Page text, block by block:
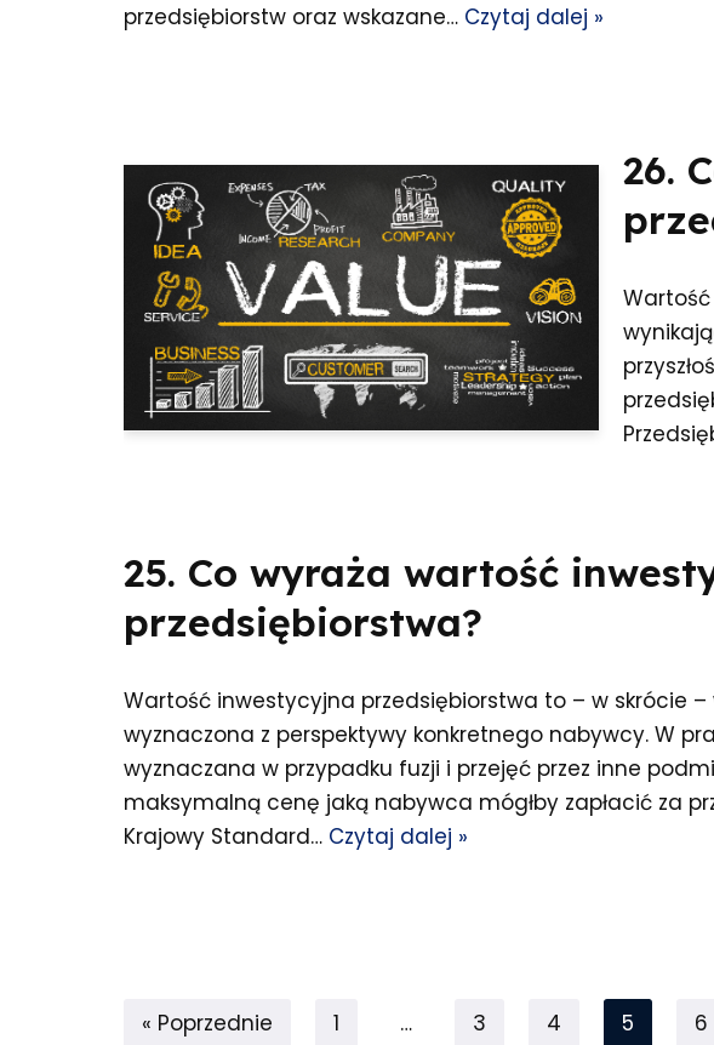
przedsiębiorstw oraz wskazane… Czytaj dalej »
26.
25. Co wyraża wartość
przedsiębiorstwa?
Wartość inwestycyjna przedsiębiorstwa to – w skrócie
wyznaczona z perspektywy konkretnego nabywcy. W
wyznaczana w przypadku fuzji i przejęć przez inne
maksymalną cenę jaką nabywca mógłby zapłacić za
Krajowy Standard… Czytaj dalej »
« Poprzednie 1 … 3 4 5 6